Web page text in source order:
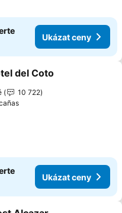
Ukázat ceny
na seznam oblíbených
del Coto
10 722
Ukázat ceny